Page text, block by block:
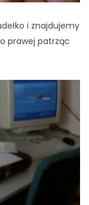
i znajdujemy
prawej patrząc